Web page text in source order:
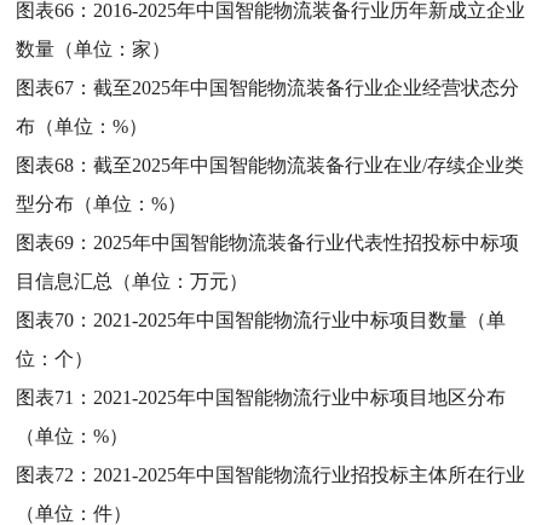
图表66： 2016-2025年中国智能物流装备行业历年新成立企业
数量（单位：家）
图表67：截至2025年中国智能物流装备行业企业经营状态分
布（单位：%）
图表68：截至2025年中国智能物流装备行业在业/存续企业类
型分布（单位：%）
图表69： 2025年中国智能物流装备行业代表性招投标中标项
目信息汇总（单位：万元）
图表70： 2021-2025年中国智能物流行业中标项目数量（单
位：个）
图表71： 2021-2025年中国智能物流行业中标项目地区分布
（单位：%）
图表72： 2021-2025年中国智能物流行业招投标主体所在行业
（单位：件）